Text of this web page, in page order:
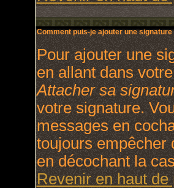
Comment puis-je ajouter une signature
Pour ajouter une
en allant dans
Attacher sa
votre signature.
messages en
toujours empêcher
en décochant la
Revenir en haut de